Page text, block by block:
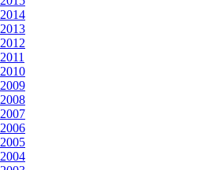
2014
2013
2012
2011
2010
2009
2008
2007
2006
2005
2004